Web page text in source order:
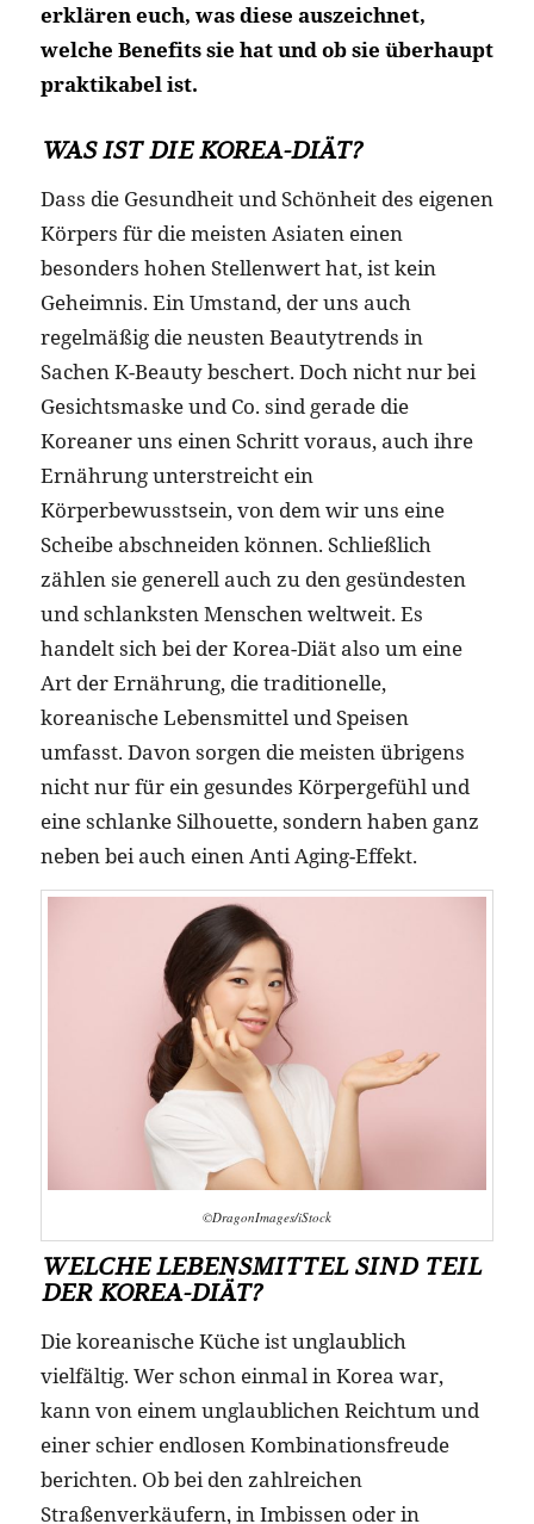
erklären euch, was diese auszeichnet,
welche Benefits sie hat und ob sie überhaupt
praktikabel ist.
WAS IST DIE KOREA-DIÄT?
Dass die Gesundheit und Schönheit des eigenen
Körpers für die meisten Asiaten einen
besonders hohen Stellenwert hat, ist kein
Geheimnis. Ein Umstand, der uns auch
regelmäßig die neusten Beautytrends in
Sachen K-Beauty beschert. Doch nicht nur bei
Gesichtsmaske und Co. sind gerade die
Koreaner uns einen Schritt voraus, auch ihre
Ernährung unterstreicht ein
Körperbewusstsein, von dem wir uns eine
Scheibe abschneiden können. Schließlich
zählen sie generell auch zu den gesündesten
und schlanksten Menschen weltweit. Es
handelt sich bei der Korea-Diät also um eine
Art der Ernährung, die traditionelle,
koreanische Lebensmittel und Speisen
umfasst. Davon sorgen die meisten übrigens
nicht nur für ein gesundes Körpergefühl und
eine schlanke Silhouette, sondern haben ganz
neben bei auch einen Anti Aging-Effekt.
©DragonImages/iStock
WELCHE LEBENSMITTEL SIND TEIL
DER KOREA-DIÄT?
Die koreanische Küche ist unglaublich
vielfältig. Wer schon einmal in Korea war,
kann von einem unglaublichen Reichtum und
einer schier endlosen Kombinationsfreude
berichten. Ob bei den zahlreichen
Straßenverkäufern, in Imbissen oder in